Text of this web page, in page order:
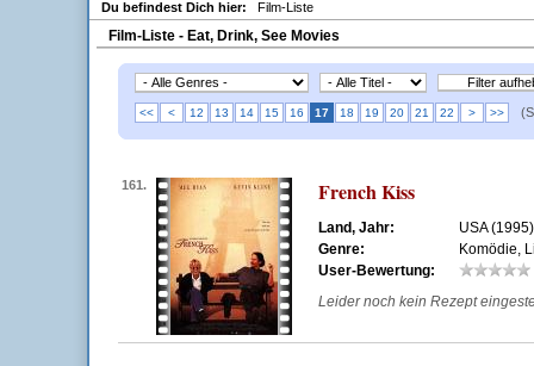
Du befindest Dich hier: Film-Liste
Film-Liste - Eat, Drink, See Movies
<< < 12 13 14 15 16 17 18 19 20 21 22 > >>
161. French Kiss
Land, Jahr:
USA (1995)
Genre:
Komödie,
User-Bewertung:
Leider noch kein Rezept